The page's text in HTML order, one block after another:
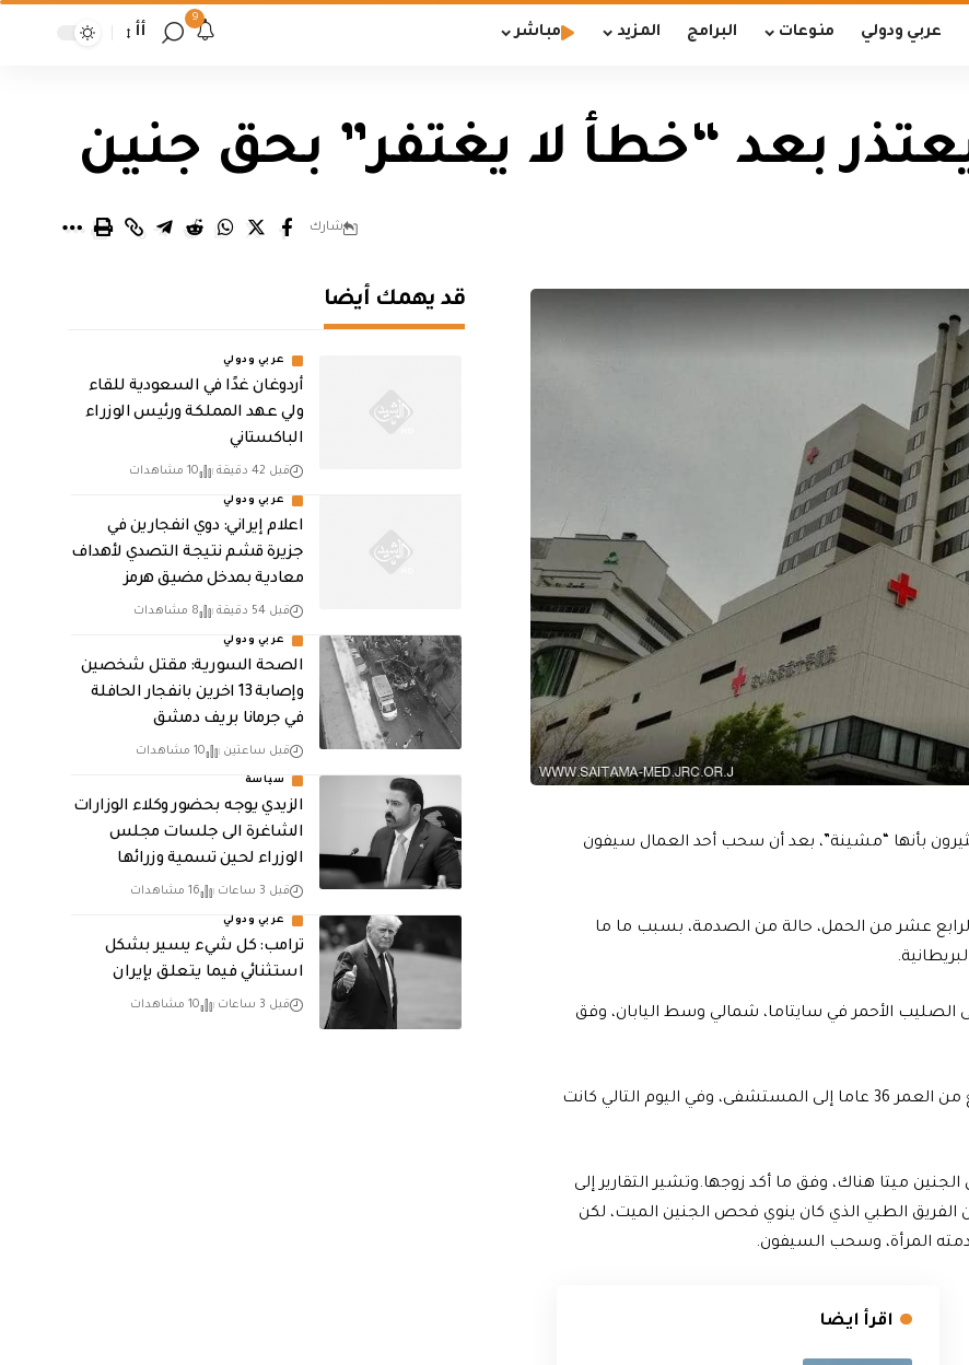
عربي ودولي منوعات البرامج المزيد مباشر
9
أأ
بعد “خطأ لا يغتفر” بحق جنين
شارك
بأنها “مشينة”، بعد أن سحب أحد العمال سيفون
عشر من الحمل، حالة من الصدمة، بسبب ما ما
الأحمر في سايتاما، شمالي وسط اليابان، وفق
وأفادت وسائل الإعلام المحلية أنه تم إدخال امرأة حامل، تبلغ من العمر 36 عاما إلى المستشفى، وفي اليوم التالي كانت
ميتا هناك، وفق ما أكد زوجها.وتشير التقارير إلى
الفريق الطبي الذي كان ينوي فحص الجنين الميت، لكن
المرأة، وسحب السيفون.
اقرأ ايضا
قد يهمك أيضا
عربي ودولي
أردوغان غدًا في السعودية للقاء
ولي عهد المملكة ورئيس الوزراء
الباكستاني
قبل 42 دقيقة 10 مشاهدات
عربي ودولي
اعلام إيراني: دوي انفجارين في
جزيرة قشم نتيجة التصدي لأهداف
معادية بمدخل مضيق هرمز
قبل 54 دقيقة 8 مشاهدات
عربي ودولي
الصحة السورية: مقتل شخصين
وإصابة 13 اخرين بانفجار الحافلة
في جرمانا بريف دمشق
قبل ساعتين 10 مشاهدات
سياسة
الزيدي يوجه بحضور وكلاء الوزارات
الشاغرة الى جلسات مجلس
الوزراء لحين تسمية وزرائها
قبل 3 ساعات 16 مشاهدات
عربي ودولي
ترامب: كل شيء يسير بشكل
استثنائي فيما يتعلق بإيران
قبل 3 ساعات 10 مشاهدات